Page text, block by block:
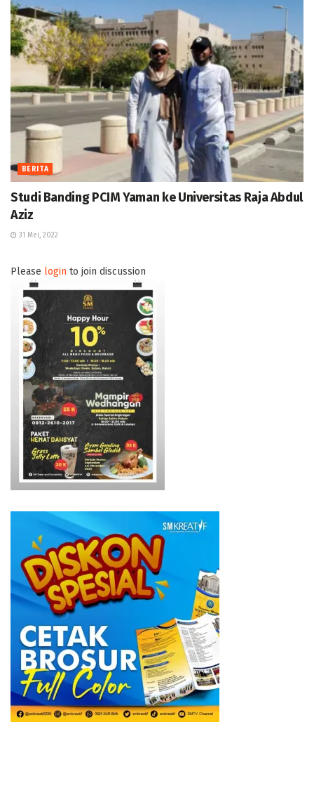
BERITA
Studi Banding PCIM Yaman ke Universitas Raja Abdul
Aziz
31 Mei, 2022
Please login to join discussion